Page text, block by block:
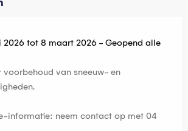
2026 tot 8 maart 2026 - Geopend alle
voorbehoud van sneeuw- en
informatie: neem contact op met 04